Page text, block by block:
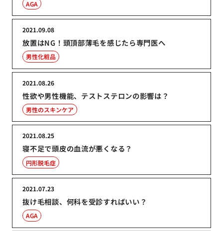
AGA
放置はNG！頭頂部薄毛を感じたら専門医へ
2021.09.08
男性化粧品
性欲や男性機能、テストステロンの影響は？
2021.08.26
男性のスキンケア
寝不足で頭皮の血流が悪くなる？
2021.08.25
円形脱毛症
抜け毛相談、何科を受診すればいい？
2021.07.23
AGA